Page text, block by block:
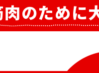
のために